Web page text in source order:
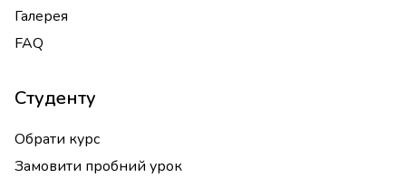
Галерея
FAQ
Студенту
Обрати курс
Замовити пробний урок